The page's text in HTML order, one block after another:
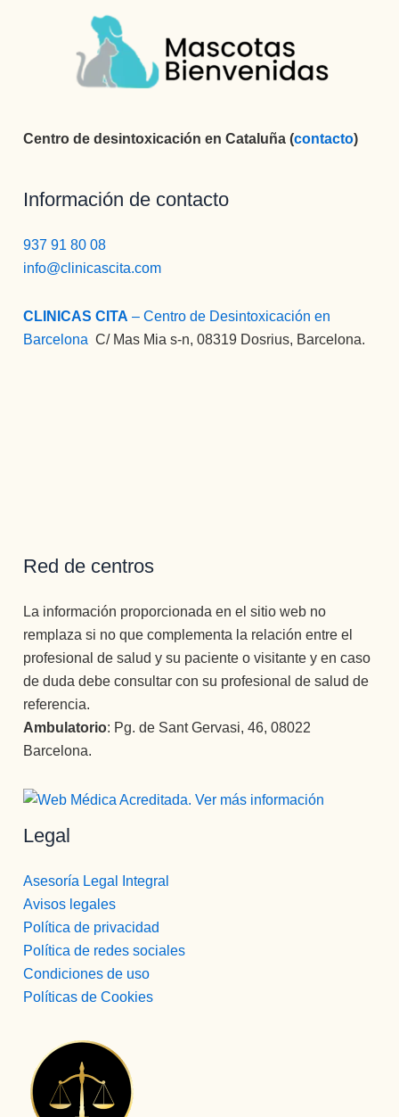
Centro de desintoxicación en Cataluña (contacto)
Información de contacto
937 91 80 08
info@clinicascita.com
CLINICAS CITA – Centro de Desintoxicación en
Barcelona :C/ Mas Mia s-n, 08319 Dosrius, Barcelona.
Red de centros
La información proporcionada en el sitio web no
remplaza si no que complementa la relación entre el
profesional de salud y su paciente o visitante y en caso
de duda debe consultar con su profesional de salud de
referencia.
Ambulatorio: Pg. de Sant Gervasi, 46, 08022
Barcelona.
Legal
Asesoría Legal Integral
Avisos legales
Política de privacidad
Política de redes sociales
Condiciones de uso
Políticas de Cookies